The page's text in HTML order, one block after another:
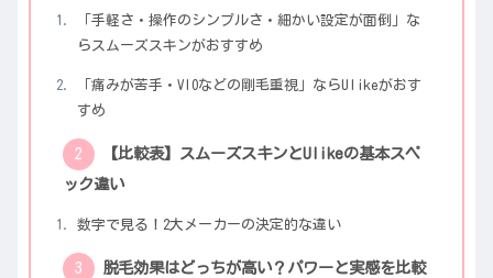
「手軽さ・操作のシンプルさ・細かい設定が面倒」な
らスムーズスキンがおすすめ
「痛みが苦手・VIOなどの剛毛重視」ならUlikeがおす
すめ
【比較表】スムーズスキンとUlikeの基本スペ
ック違い
数字で見る！2大メーカーの決定的な違い
脱毛効果はどっちが高い？パワーと実感を比較